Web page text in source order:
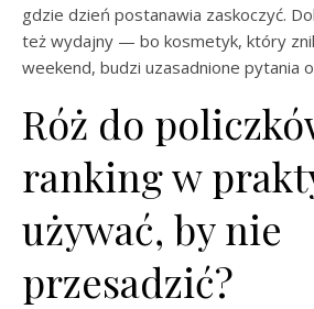
gdzie dzień postanawia zaskoczyć.
też wydajny — bo kosmetyk, który
weekend, budzi uzasadnione pytania
Róż do
ranking w
używać, by nie
przesadzić?